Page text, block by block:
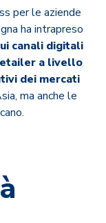
per le aziende
ha intrapreso
canali digitali
a livello
dei mercati
ma anche le